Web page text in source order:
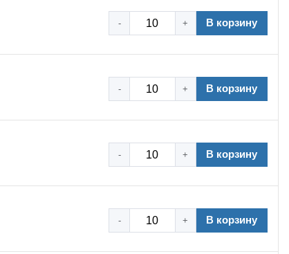
- + В корзину
- + В корзину
- + В корзину
- + В корзину